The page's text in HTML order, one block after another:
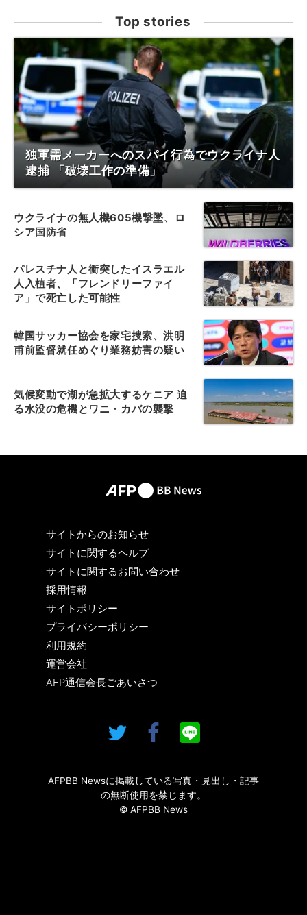
Top stories
独軍需メーカーへのスパイ行為でウクライナ人
逮捕 「破壊工作の準備」
ウクライナの無人機605機撃墜、ロ
シア国防省
パレスチナ人と衝突したイスラエル
人入植者、「フレンドリーファイ
ア」で死亡した可能性
韓国サッカー協会を家宅捜索、洪明
甫前監督就任めぐり業務妨害の疑い
気候変動で湖が急拡大するケニア 迫
る水没の危機とワニ・カバの襲撃
サイトからのお知らせ
サイトに関するヘルプ
サイトに関するお問い合わせ
採用情報
サイトポリシー
プライバシーポリシー
利用規約
運営会社
AFP通信会長ごあいさつ
AFPBB Newsに掲載している写真・見出し・記事
の無断使用を禁じます。
© AFPBB News